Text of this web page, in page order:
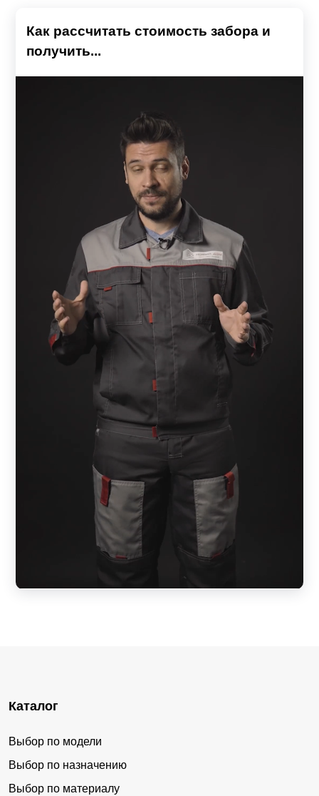
Как рассчитать стоимость забора и
получить...
Каталог
Выбор по модели
Выбор по назначению
Выбор по материалу